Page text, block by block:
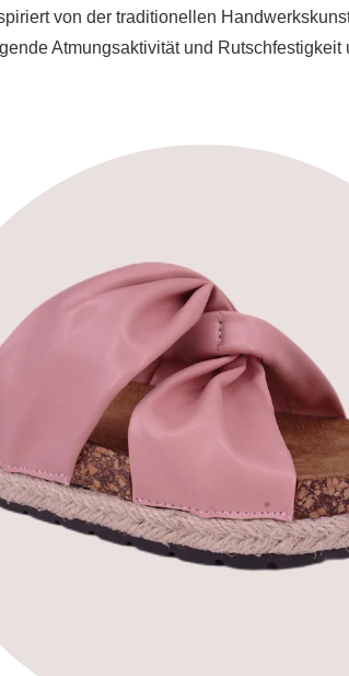
von der traditionellen
Atmungsaktivität und Rutschfestigkeit